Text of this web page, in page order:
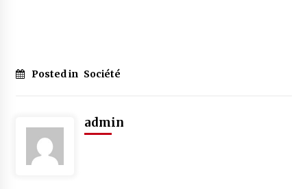
Posted in Société
admin